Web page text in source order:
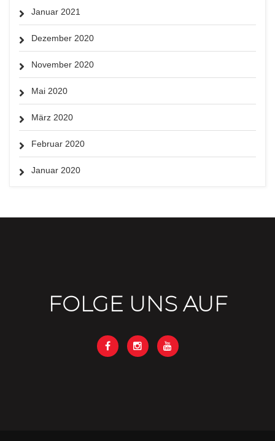
Januar 2021
Dezember 2020
November 2020
Mai 2020
März 2020
Februar 2020
Januar 2020
FOLGE UNS AUF